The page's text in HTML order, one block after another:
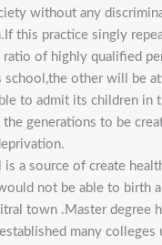
without any
this practice singly
ratio of highly qualified
school,the other will be
to admit its children in
the generations to be
is a source of create
not be able to birth
town .Master degree
many colleges